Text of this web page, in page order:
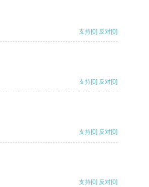
支持[0] 反对[0]
支持[0] 反对[0]
支持[0] 反对[0]
支持[0] 反对[0]